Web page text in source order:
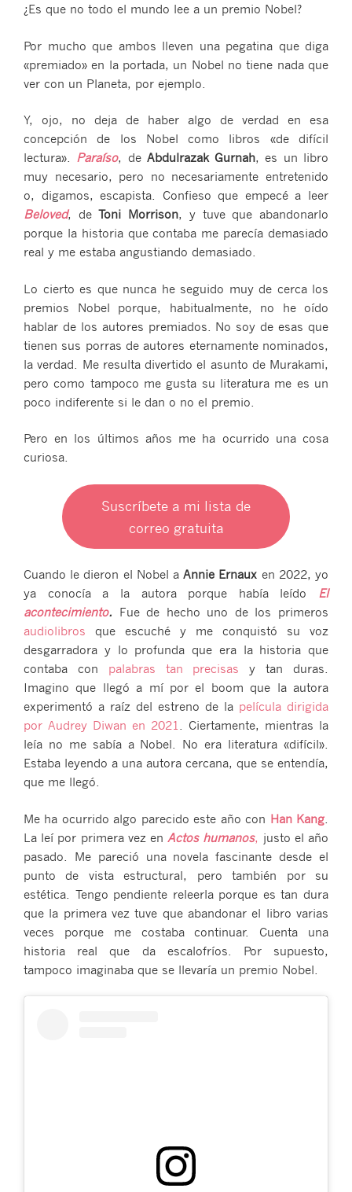
¿Es que no todo el mundo lee a un premio Nobel?
Por mucho que ambos lleven una pegatina que diga
«premiado» en la portada, un Nobel no tiene nada que
ver con un Planeta, por ejemplo.
Y, ojo, no deja de haber algo de verdad en esa
concepción de los Nobel como libros «de difícil
lectura». Paraíso, de Abdulrazak Gurnah, es un libro
muy necesario, pero no necesariamente entretenido
o, digamos, escapista. Confieso que empecé a leer
Beloved, deToni Morrison, y tuve que abandonarlo
porque la historia que contaba me parecía demasiado
real y me estaba angustiando demasiado.
Lo cierto es que nunca he seguido muy de cerca los
premios Nobel porque, habitualmente, no he oído
hablar de los autores premiados. No soy de esas que
tienen sus porras de autores eternamente nominados,
la verdad. Me resulta divertido el asunto de Murakami,
pero como tampoco me gusta su literatura me es un
poco indiferente si le dan o no el premio.
Pero en los últimos años me ha ocurrido una cosa
curiosa.
Suscríbete a mi lista de
correo gratuita
Cuando le dieron el Nobel aAnnie Ernaux en 2022, yo
ya conocía a la autora porque había leído El
acontecimiento. Fue de hecho uno de los primeros
audiolibros que escuché y me conquistó su voz
desgarradora y lo profunda que era la historia que
contaba con palabras tan precisas y tan duras.
Imagino que llegó a mí por el boom que la autora
experimentó a raíz del estreno de la película dirigida
por Audrey Diwan en 2021. Ciertamente, mientras la
leía no me sabía a Nobel. No era literatura «difícil».
Estaba leyendo a una autora cercana, que se entendía,
que me llegó.
Me ha ocurrido algo parecido este año con Han Kang
La leí por primera vez en Actos humanos, justo el año
pasado. Me pareció una novela fascinante desde el
punto de vista estructural, pero también por su
estética. Tengo pendiente releerla porque es tan dura
que la primera vez tuve que abandonar el libro varias
veces porque me costaba continuar. Cuenta una
historia real que da escalofríos. Por supuesto,
tampoco imaginaba que se llevaría un premio Nobel.